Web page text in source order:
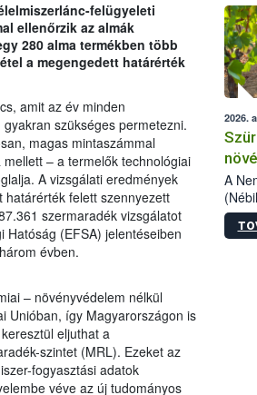
felügyeleti
ellenőrzik az almák
280 alma termékben több
a megengedett határérték
amit az év minden
szükséges permetezni.
magas mintaszámmal
– a termelők technológiai
A vizsgálati eredmények
felett szennyezett
szermaradék vizsgálatot
Hatóság (EFSA) jelentéseiben
évben.
– növényvédelem nélkül
Unióban, így Magyarországon is
eljuthat a
szintet (MRL). Ezeket az
fogyasztási adatok
véve az új tudományos
2026.
A